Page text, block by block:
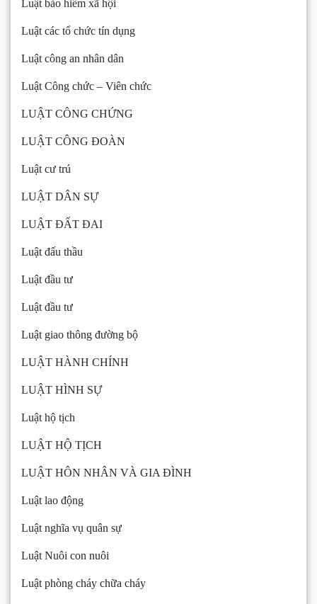
Luật bảo hiểm xã hội
Luật các tổ chức tín dụng
Luật công an nhân dân
Luật Công chức – Viên chức
LUẬT CÔNG CHỨNG
LUẬT CÔNG ĐOÀN
Luật cư trú
LUẬT DÂN SỰ
LUẬT ĐẤT ĐAI
Luật đấu thầu
Luật đầu tư
Luật đầu tư
Luật giao thông đường bộ
LUẬT HÀNH CHÍNH
LUẬT HÌNH SỰ
Luật hộ tịch
LUẬT HỘ TỊCH
LUẬT HÔN NHÂN VÀ GIA ĐÌNH
Luật lao động
Luật nghĩa vụ quân sự
Luật Nuôi con nuôi
Luật phòng cháy chữa cháy